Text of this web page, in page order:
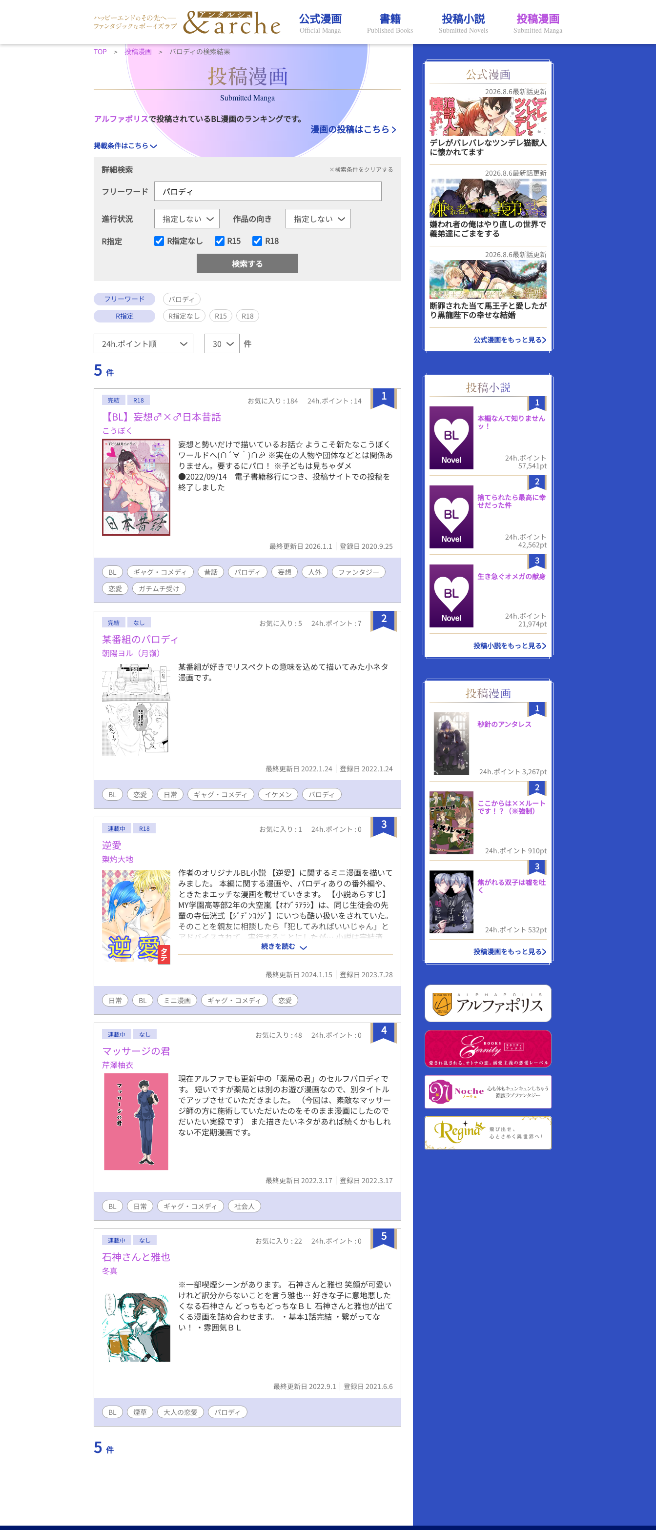
公式漫画
Official Manga
書籍
Published Books
投稿小説
Submitted Novels
投稿漫画
Submitted Manga
TOP 投稿漫画 パロディの検索結果
Submitted Manga
アルファポリスで投稿されているBL漫画のランキングです。
漫画の投稿はこちら
掲載条件はこちら
詳細検索 ×検索条件をクリアする
フリーワード
進行状況
作品の向き
R指定
R指定なし R15 R18
フリーワード
パロディ
R指定
R指定なし R15 R18
件
5 件
1
完結 R18 お気に入り : 184 24h.ポイント : 14
【BL】妄想♂×♂日本昔話
こうぼく
妄想と勢いだけで描いているお話☆ ようこそ新たなこうぼく
ワールドへ(∩´∀｀)∩🎉 ※実在の人物や団体などとは関係あ
りません。要するにパロ！ ※子どもは見ちゃダメ
●2022/09/14 電子書籍移行につき、投稿サイトでの投稿を
終了しました
最終更新日 2026.1.1 登録日 2020.9.25
BL ギャグ・コメディ 昔話 パロディ 妄想 人外
ファンタジー
恋愛
ガチムチ受け
2
完結 なし お気に入り : 5 24h.ポイント : 7
某番組のパロディ
朝陽ヨル（月嶺）
某番組が好きでリスペクトの意味を込めて描いてみた小ネタ
漫画です。
最終更新日 2022.1.24 登録日 2022.1.24
BL 恋愛 日常 ギャグ・コメディ イケメン パロディ
3
連載中 R18 お気に入り : 1 24h.ポイント : 0
逆愛
槊灼大地
作者のオリジナルBL小説 【逆愛】に関するミニ漫画を描いて
みました。 本編に関する漫画や、パロディありの番外編や、
ときたまエッチな漫画を載せていきます。 【小説あらすじ】
MY学園高等部2年の大空嵐【ｵｵｿﾞﾗｱﾗｼ】は、同じ生徒会の先
輩の寺伝洸弍【ｼﾞﾃﾞﾝｺｳｼﾞ】にいつも酷い扱いをされていた。
そのことを親友に相談したら「犯してみればいいじゃん」と
アドバイスされて、実行することにしたが… 小説は完結済
続きを読む
最終更新日 2024.1.15 登録日 2023.7.28
日常 BL ミニ漫画 ギャグ・コメディ 恋愛
4
連載中 なし お気に入り : 48 24h.ポイント : 0
マッサージの君
芹澤柚衣
現在アルファでも更新中の「薬局の君」のセルフパロディで
す。 短いですが薬局とは別のお遊び漫画なので、別タイトル
でアップさせていただきました。 （今回は、素敵なマッサー
ジ師の方に施術していただいたのをそのまま漫画にしたので
だいたい実録です） また描きたいネタがあれば続くかもしれ
ない不定期漫画です。
最終更新日 2022.3.17 登録日 2022.3.17
BL 日常 ギャグ・コメディ 社会人
5
連載中 なし お気に入り : 22 24h.ポイント : 0
石神さんと雅也
冬真
※一部喫煙シーンがあります。 石神さんと雅也 笑顔が可愛い
けれど訳分からないことを言う雅也… 好きな子に意地悪した
くなる石神さん どっちもどっちなＢＬ 石神さんと雅也が出て
くる漫画を詰め合わせます。 ・基本1話完結 ・繋がってな
い！ ・雰囲気ＢＬ
最終更新日 2022.9.1 登録日 2021.6.6
BL 煙草 大人の恋愛 パロディ
5 件
2026.8.6最新話更新
デレがバレバレなツンデレ猫獣人
に懐かれてます
2026.8.6最新話更新
嫌われ者の俺はやり直しの世界で
義弟達にごまをする
2026.8.6最新話更新
断罪された当て馬王子と愛したが
り黒龍陛下の幸せな結婚
公式漫画をもっと見る
1
本編なんて知りません
ッ！
24h.ポイント
57,541pt
2
捨てられたら最高に幸
せだった件
24h.ポイント
42,562pt
3
生き急ぐオメガの献身
24h.ポイント
21,974pt
投稿小説をもっと見る
1
秒針のアンタレス
24h.ポイント 3,267pt
2
ここからは××ルート
です！？（※強制）
24h.ポイント 910pt
3
焦がれる双子は嘘を吐
く
24h.ポイント 532pt
投稿漫画をもっと見る